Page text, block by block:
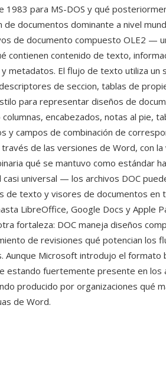
1983 para MS-DOS y qué
documentos dominante a nivel
de documento compuesto OLE2 —
contienen contenido de texto,
metadatos. El flujo de texto utiliza un
de seccion, tablas de
para representar diseños de
encabezados, notas al pie,
campos de combinación de
de las versiones de Word, con la
qué se mantuvo como estándar
universal — los archivos DOC
de texto y visores de documentos en
LibreOffice, Google Docs y Apple
fortaleza: DOC maneja diseños
de revisiones qué potencian los
Microsoft introdujo el formato
estando fuertemente presente en los
producido por organizaciones qué
de Word.